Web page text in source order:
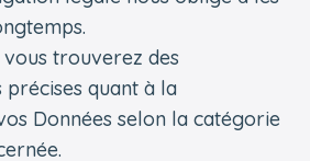
vous trouverez des
quant à la
Données selon la catégorie